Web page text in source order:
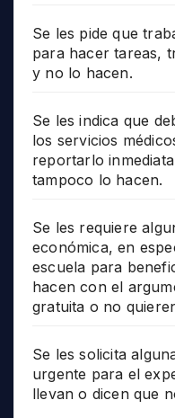
Se les pide que
para hacer tareas,
y no lo hacen.
Se les indica que
los servicios
reportarlo
tampoco lo hacen.
Se les requiere
económica, en
escuela para
hacen con el
gratuita o no
Se les solicita
urgente para el
llevan o dicen que